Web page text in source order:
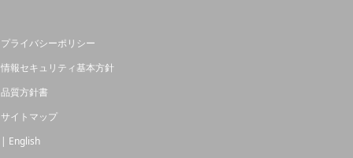
プライバシーポリシー
情報セキュリティ基本方針
品質方針書
サイトマップ
| English